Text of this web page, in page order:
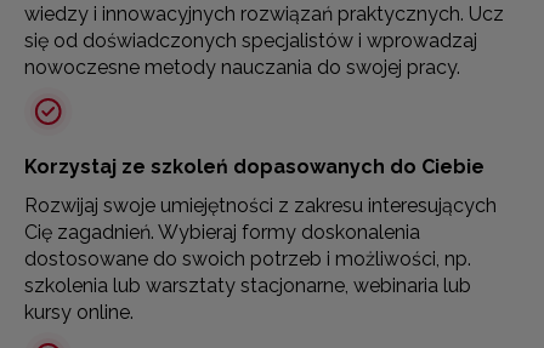
wiedzy i innowacyjnych rozwiązań praktycznych. Ucz
się od doświadczonych specjalistów i wprowadzaj
nowoczesne metody nauczania do swojej pracy.
Korzystaj ze szkoleń dopasowanych do Ciebie
Rozwijaj swoje umiejętności z zakresu interesujących
Cię zagadnień. Wybieraj formy doskonalenia
dostosowane do swoich potrzeb i możliwości, np.
szkolenia lub warsztaty stacjonarne, webinaria lub
kursy online.